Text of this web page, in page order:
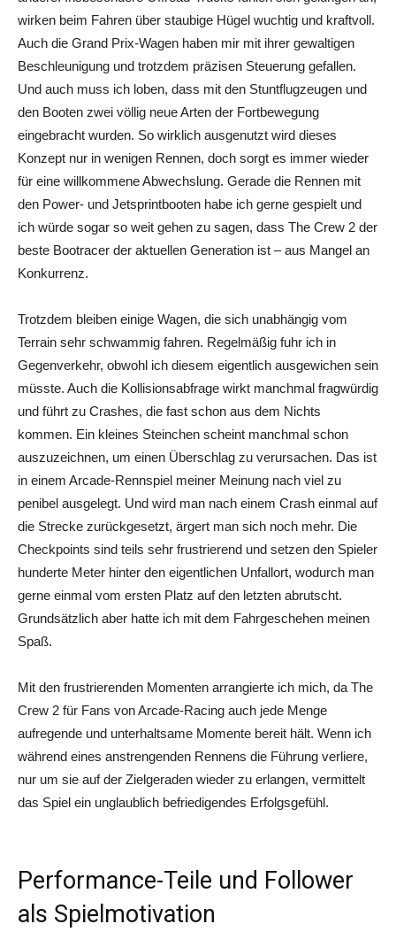
wirken beim Fahren über staubige Hügel wuchtig und kraftvoll.
Auch die Grand Prix-Wagen haben mir mit ihrer gewaltigen
Beschleunigung und trotzdem präzisen Steuerung gefallen.
Und auch muss ich loben, dass mit den Stuntflugzeugen und
den Booten zwei völlig neue Arten der Fortbewegung
eingebracht wurden. So wirklich ausgenutzt wird dieses
Konzept nur in wenigen Rennen, doch sorgt es immer wieder
für eine willkommene Abwechslung. Gerade die Rennen mit
den Power- und Jetsprintbooten habe ich gerne gespielt und
ich würde sogar so weit gehen zu sagen, dass The Crew 2 der
beste Bootracer der aktuellen Generation ist – aus Mangel an
Konkurrenz.
Trotzdem bleiben einige Wagen, die sich unabhängig vom
Terrain sehr schwammig fahren. Regelmäßig fuhr ich in
Gegenverkehr, obwohl ich diesem eigentlich ausgewichen sein
müsste. Auch die Kollisionsabfrage wirkt manchmal fragwürdig
und führt zu Crashes, die fast schon aus dem Nichts
kommen. Ein kleines Steinchen scheint manchmal schon
auszuzeichnen, um einen Überschlag zu verursachen. Das ist
in einem Arcade-Rennspiel meiner Meinung nach viel zu
penibel ausgelegt. Und wird man nach einem Crash einmal auf
die Strecke zurückgesetzt, ärgert man sich noch mehr. Die
Checkpoints sind teils sehr frustrierend und setzen den Spieler
hunderte Meter hinter den eigentlichen Unfallort, wodurch man
gerne einmal vom ersten Platz auf den letzten abrutscht.
Grundsätzlich aber hatte ich mit dem Fahrgeschehen meinen
Spaß.
Mit den frustrierenden Momenten arrangierte ich mich, da The
Crew 2 für Fans von Arcade-Racing auch jede Menge
aufregende und unterhaltsame Momente bereit hält. Wenn ich
während eines anstrengenden Rennens die Führung verliere,
nur um sie auf der Zielgeraden wieder zu erlangen, vermittelt
das Spiel ein unglaublich befriedigendes Erfolgsgefühl.
Performance-Teile und Follower
als Spielmotivation